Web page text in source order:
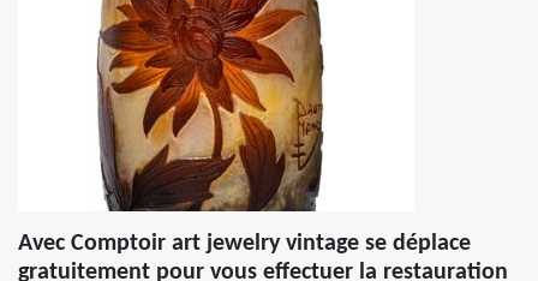
Avec Comptoir art jewelry vintage se déplace
gratuitement pour vous effectuer la restauration